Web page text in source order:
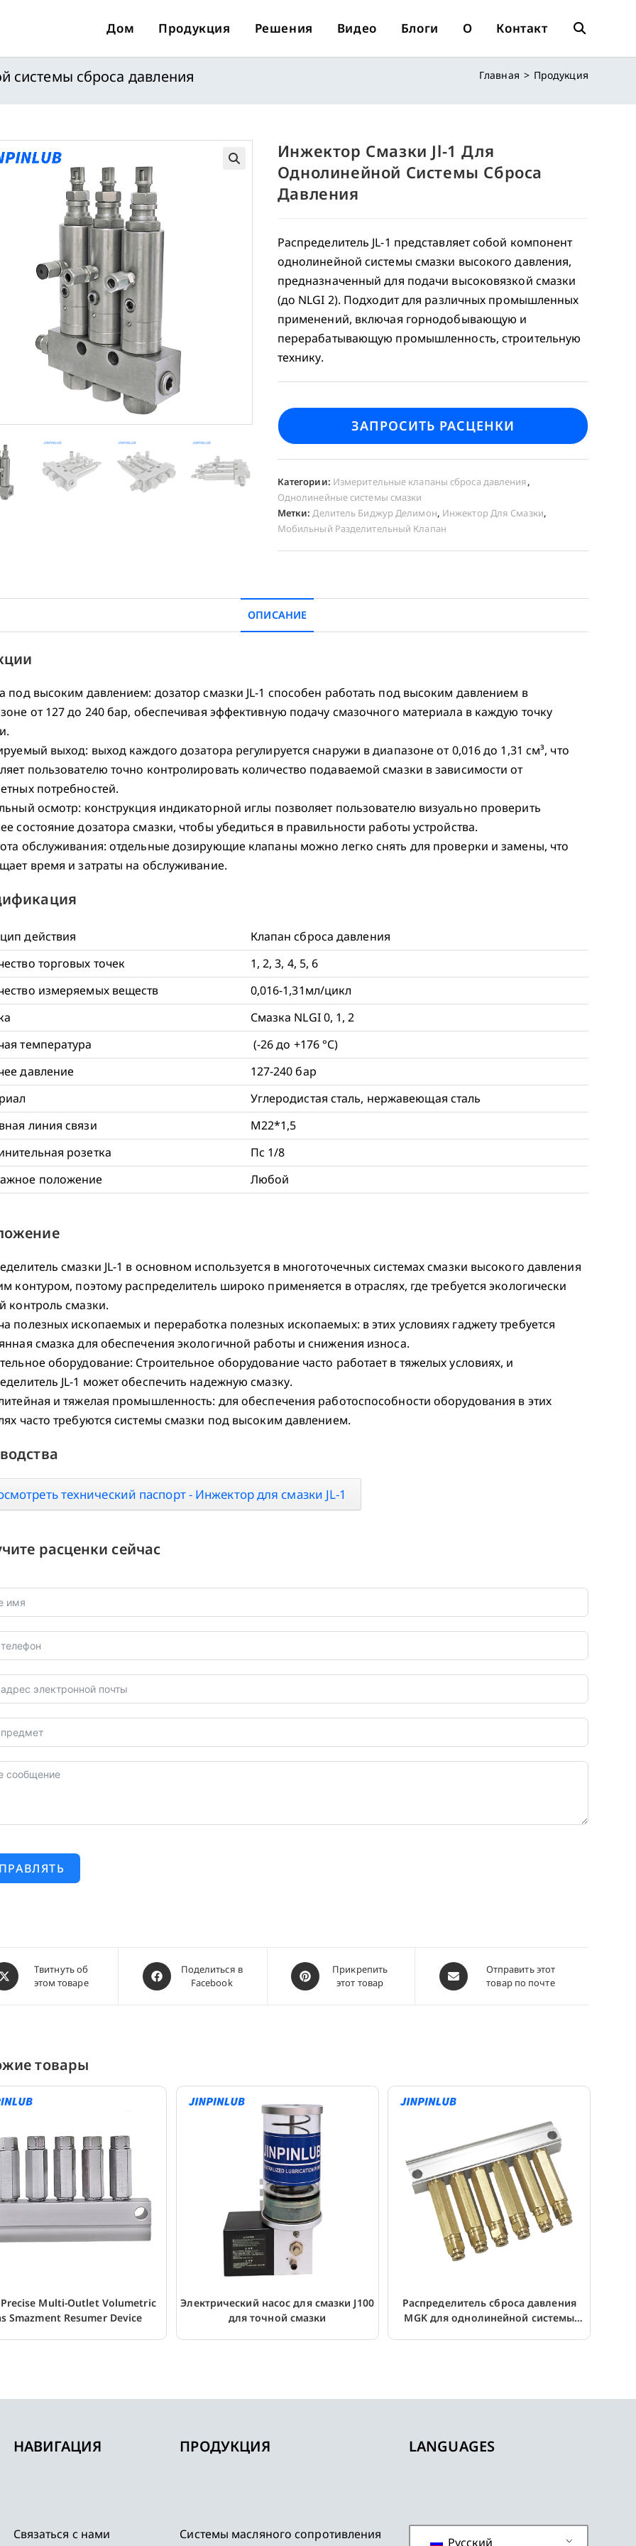
Дом Продукция Решения Видео Блоги О Контакт
Поиск
системы сброса давления Главная > Продукция
Инжектор Смазки Jl-1 Для
Однолинейной Системы Сброса
Давления
Распределитель JL-1 представляет собой компонент
однолинейной системы смазки высокого давления,
предназначенный для подачи высоковязкой смазки
(до NLGI 2). Подходит для различных промышленных
применений, включая горнодобывающую и
перерабатывающую промышленность, строительную
технику.
ЗАПРОСИТЬ РАСЦЕНКИ
Категории: Измерительные клапаны сброса давления,
Однолинейные системы смазки
Метки:Делитель Биджур Делимон, Инжектор Для Смазки,
Мобильный Разделительный Клапан
ОПИСАНИЕ
под высоким давлением: дозатор смазки JL-1 способен работать под высоким давлением в
от 127 до 240 бар, обеспечивая эффективную подачу смазочного материала в каждую точку
выход: выход каждого дозатора регулируется снаружи в диапазоне от 0,016 до 1,31 см³, что
пользователю точно контролировать количество подаваемой смазки в зависимости от
потребностей.
осмотр: конструкция индикаторной иглы позволяет пользователю визуально проверить
состояние дозатора смазки, чтобы убедиться в правильности работы устройства.
обслуживания: отдельные дозирующие клапаны можно легко снять для проверки и замены, что
время и затраты на обслуживание.
действия
Клапан сброса давления
торговых точек
1, 2, 3, 4, 5, 6
измеряемых веществ
0,016-1,31мл/цикл
Смазка NLGI 0, 1, 2
температура
(-26 до +176 °С)
давление
127-240 бар
Углеродистая сталь, нержавеющая сталь
линия связи
М22*1,5
розетка
Пс 1/8
положение
Любой
смазки JL-1 в основном используется в многоточечных системах смазки высокого давления
контуром, поэтому распределитель широко применяется в отраслях, где требуется экологически
контроль смазки.
полезных ископаемых и переработка полезных ископаемых: в этих условиях гаджету требуется
смазка для обеспечения экологичной работы и снижения износа.
оборудование: Строительное оборудование часто работает в тяжелых условиях, и
JL-1 может обеспечить надежную смазку.
и тяжелая промышленность: для обеспечения работоспособности оборудования в этих
часто требуются системы смазки под высоким давлением.
технический паспорт - Инжектор для смазки JL-1
расценки сейчас
Твитнуть об
этом товаре
Открывается
в
Поделиться в
Facebook
Открывается
в
Прикрепить
этот товар
Открывается
в
Отправить этот
товар по почте
товары
Multi-Outlet Volumetric
Smazment Resumer Device
Электрический насос для смазки J100
для точной смазки
Распределитель сброса давления
MGK для однолинейной системы
НАВИГАЦИЯ
Связаться с нами
ПРОДУКЦИЯ
Системы масляного сопротивления
LANGUAGES
Русский